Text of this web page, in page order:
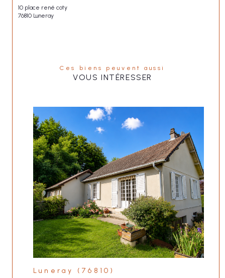
10 place rené coty
76810 Luneray
Ces biens peuvent aussi
VOUS INTÉRESSER
Luneray (76810)